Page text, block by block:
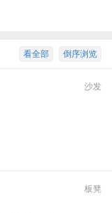
倒序浏览
看全部
沙发
板凳